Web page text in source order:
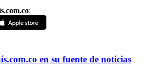
:
.com.co en su fuente de noticias